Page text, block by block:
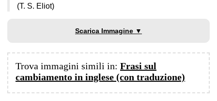
(T. S. Eliot)
Scarica Immagine ▼
Trova immagini simili in: Frasi sul
cambiamento in inglese (con traduzione)